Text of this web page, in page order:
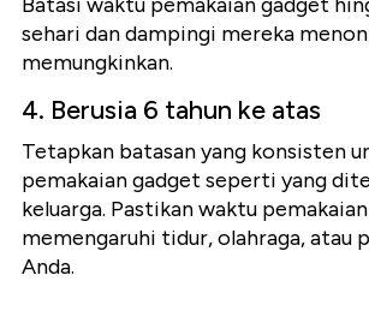
sehari dan dampingi mereka
memungkinkan.
4. Berusia 6 tahun ke atas
Tetapkan batasan yang konsisten
pemakaian gadget seperti yang
keluarga. Pastikan waktu
memengaruhi tidur, olahraga, atau
Anda.